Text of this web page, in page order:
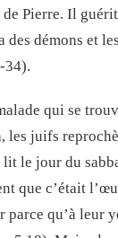
Pierre. Il
des démons et
34).
qui se
les juifs
le jour du
que c’était
parce qu’à leur